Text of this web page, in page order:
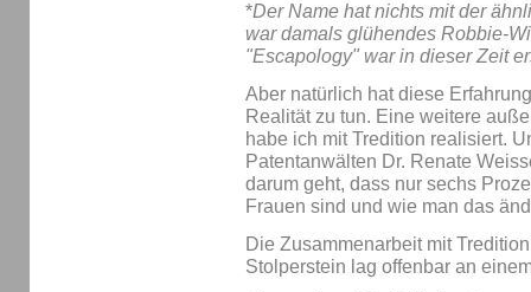
*Der Name hat nichts mit der
war damals glühendes Robbie-
"Escapology" war in dieser Zeit
Aber natürlich hat diese
Realität zu tun. Eine weitere
habe ich mit Tredition realisiert.
Patentanwälten Dr. Renate
darum geht, dass nur sechs
Frauen sind und wie man das
Die Zusammenarbeit mit
Stolperstein lag offenbar an